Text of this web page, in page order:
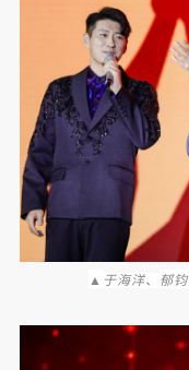
▲ 于海洋、 郁